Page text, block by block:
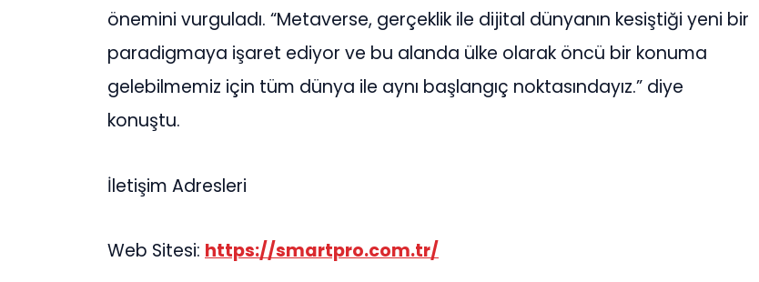
önemini vurguladı. “Metaverse, gerçeklik ile dijital dünyanın kesiştiği yeni bir
paradigmaya işaret ediyor ve bu alanda ülke olarak öncü bir konuma
gelebilmemiz için tüm dünya ile aynı başlangıç noktasındayız.” diye
konuştu.
İletişim Adresleri
Web Sitesi: https://smartpro.com.tr/